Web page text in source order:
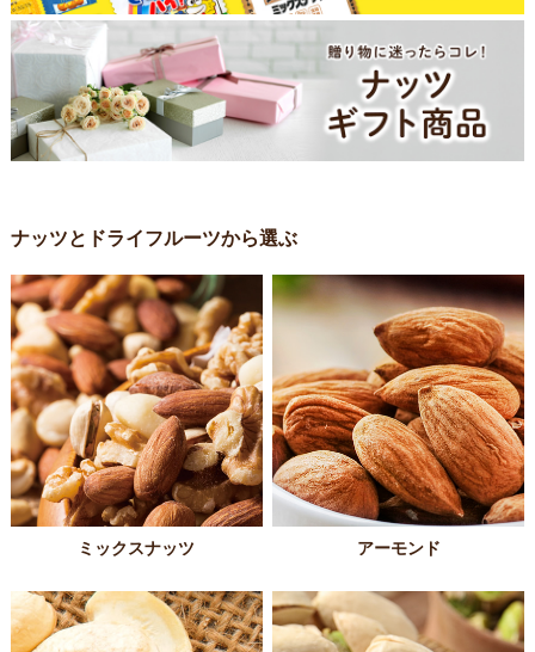
ナッツとドライフルーツから選ぶ
ミックスナッツ アーモンド